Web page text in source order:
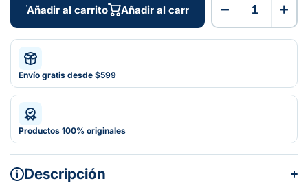
Añadir al carrito Añadir al carrito − +
Envío gratis desde $599
Productos 100% originales
Descripción